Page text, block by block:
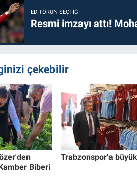
EDITÖRÜN SEÇTIĞI
Resmi imzayı attı!
çekebilir
Biberi
Trabzonspor'a